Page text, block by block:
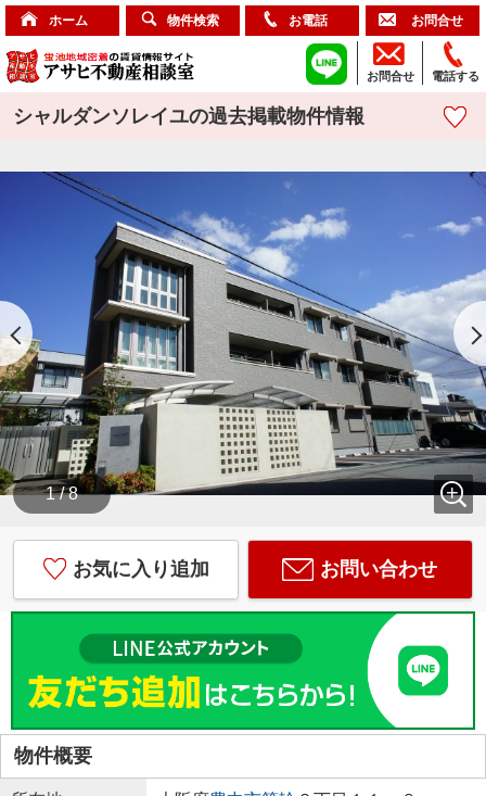
ホーム 物件検索 お電話 お問合せ
電話する
お問合せ
シャルダンソレイユの過去掲載物件情報
1 / 8
お気に入り追加 お問い合わせ
物件概要